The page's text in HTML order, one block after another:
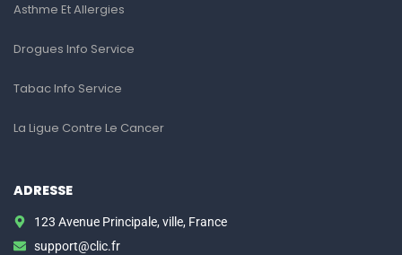
Asthme Et Allergies
Drogues Info Service
Tabac Info Service
La Ligue Contre Le Cancer
ADRESSE
123 Avenue Principale, ville, France
support@clic.fr